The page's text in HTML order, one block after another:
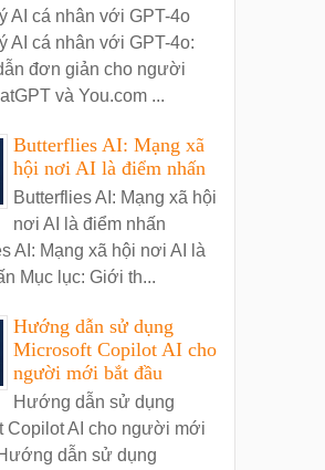
AI cá nhân với GPT-4o
AI cá nhân với GPT-4o:
đơn giản cho người
và You.com ...
Butterflies AI: Mạng xã
hội nơi AI là điểm nhấn
Butterflies AI: Mạng xã hội
nơi AI là điểm nhấn
AI: Mạng xã hội nơi AI là
Mục lục: Giới th...
Hướng dẫn sử dụng
Microsoft Copilot AI cho
người mới bắt đầu
Hướng dẫn sử dụng
Copilot AI cho người mới
dẫn sử dụng